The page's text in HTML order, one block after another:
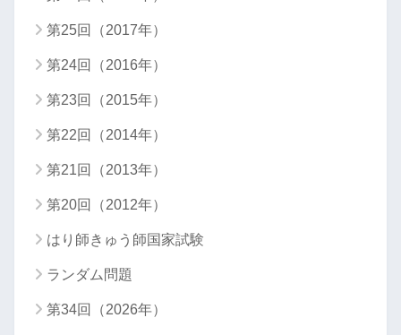
第25回（2017年）
第24回（2016年）
第23回（2015年）
第22回（2014年）
第21回（2013年）
第20回（2012年）
はり師きゅう師国家試験
ランダム問題
第34回（2026年）